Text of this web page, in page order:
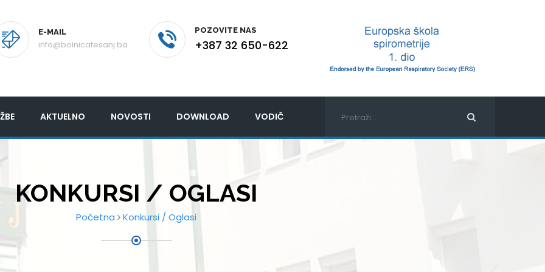
E-MAIL
info@bolnicatesanj.ba
POZOVITE NAS
+387 32 650-622
AKTUELNO NOVOSTI DOWNLOAD VODIČ
KONKURSI / OGLASI
Početna Konkursi / Oglasi